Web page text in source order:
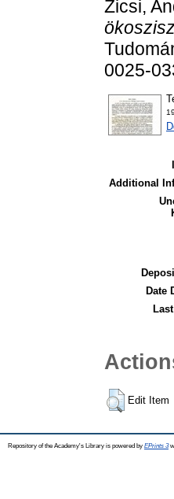
Zicsi,
0025-
Additional
Date
Edit Item
Repository of the Academy's Library is powered by EPrints 3